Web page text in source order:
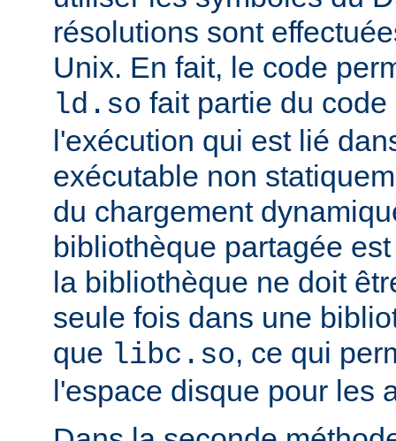
résolutions sont
Unix. En fait, le code
ld.so fait partie du
l'exécution qui est lié
exécutable non
du chargement
bibliothèque partagée
la bibliothèque ne doit
seule fois dans une
que libc.so, ce qui
l'espace disque pour les